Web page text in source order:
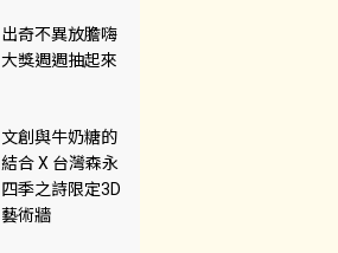
出奇不異放膽嗨
大獎週週抽起來
文創與牛奶糖的
結合 X 台灣森永
四季之詩限定3D
藝術牆